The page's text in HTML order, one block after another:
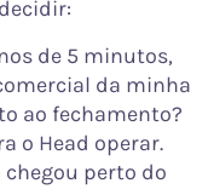
de 5 minutos,
da minha
ao fechamento?
o Head operar.
perto do